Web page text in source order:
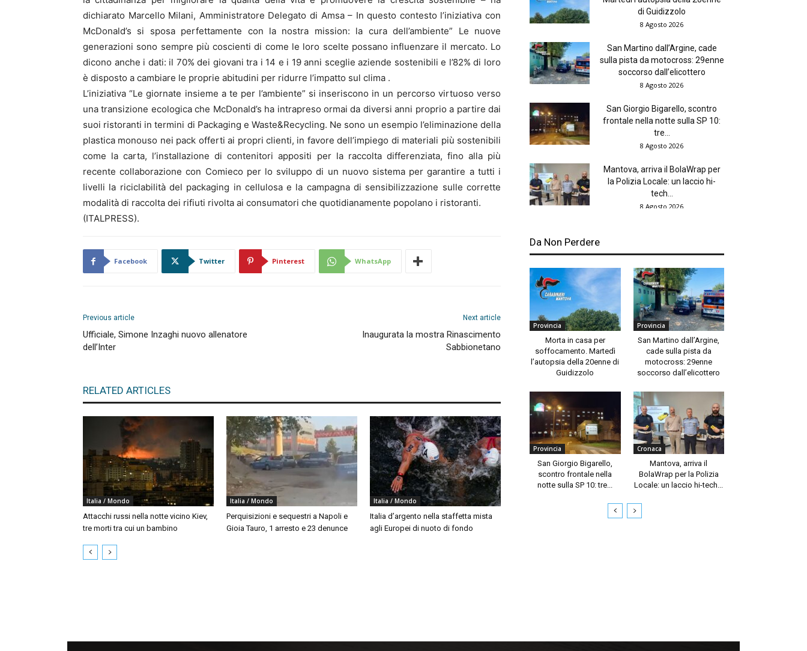
dichiarato Marcello Milani, Amministratore Delegato di Amsa – In questo contesto l’iniziativa con
McDonald’s si sposa perfettamente con la nostra mission: la cura dell’ambiente” Le nuove
generazioni sono sempre più coscienti di come le loro scelte possano influenzare il mercato. Lo
dicono anche i dati: il 70% dei giovani tra i 14 e i 19 anni sceglie aziende sostenibili e l’82% di loro
è disposto a cambiare le proprie abitudini per ridurre l’impatto sul clima .
L’iniziativa “Le giornate insieme a te per l’ambiente” si inseriscono in un percorso virtuoso verso
una transizione ecologica che McDonald’s ha intrapreso ormai da diversi anni proprio a partire dai
suoi ristoranti in termini di Packaging e Waste&Recycling. Ne sono un esempio l’eliminazione della
plastica monouso nei pack offerti ai propri clienti, in favore dell’impiego di materiali più sostenibili
come la carta, l’installazione di contenitori appositi per la raccolta differenziata, fino alla più
recente collaborazione con Comieco per lo sviluppo di un nuovo sistema per garantire a tutti i
livelli la riciclabilità del packaging in cellulosa e la campagna di sensibilizzazione sulle corrette
modalità di raccolta dei rifiuti rivolta ai consumatori che quotidianamente popolano i ristoranti.
(ITALPRESS).
Facebook Twitter Pinterest WhatsApp
Previous article
Ufficiale, Simone Inzaghi nuovo allenatore
dell’Inter
Next article
Inaugurata la mostra Rinascimento
Sabbionetano
RELATED ARTICLES
Italia / Mondo
Attacchi russi nella notte vicino Kiev,
tre morti tra cui un bambino
Italia / Mondo
Perquisizioni e sequestri a Napoli e
Gioia Tauro, 1 arresto e 23 denunce
Italia / Mondo
Italia d’argento nella staffetta mista
agli Europei di nuoto di fondo
di Guidizzolo
8 Agosto 2026
San Martino dall’Argine, cade
sulla pista da motocross: 29enne
soccorso dall’elicottero
8 Agosto 2026
San Giorgio Bigarello, scontro
frontale nella notte sulla SP 10:
tre...
8 Agosto 2026
Mantova, arriva il BolaWrap per
la Polizia Locale: un laccio hi-
tech...
8 Agosto 2026
Da Non Perdere
Provincia
Morta in casa per
soffocamento. Martedì
l’autopsia della 20enne di
Guidizzolo
Provincia
San Martino dall’Argine,
cade sulla pista da
motocross: 29enne
soccorso dall’elicottero
Provincia
San Giorgio Bigarello,
scontro frontale nella
notte sulla SP 10: tre...
Cronaca
Mantova, arriva il
BolaWrap per la Polizia
Locale: un laccio hi-tech...